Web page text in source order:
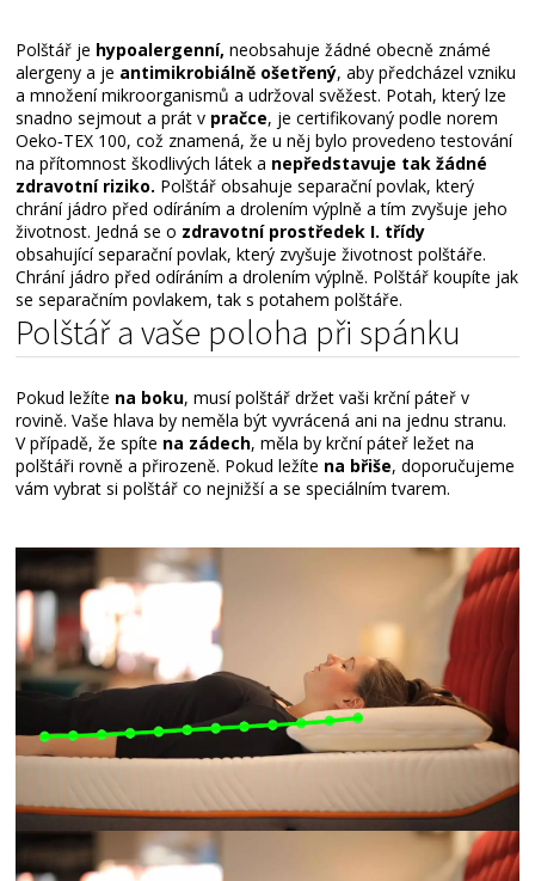
Polštář je hypoalergenní, neobsahuje žádné obecně známé
alergeny a je antimikrobiálně ošetřený, aby předcházel vzniku
a množení mikroorganismů a udržoval svěžest. Potah, který lze
snadno sejmout a prát v pračce, je certifikovaný podle norem
Oeko‑TEX 100, což znamená, že u něj bylo provedeno testování
na přítomnost škodlivých látek a nepředstavuje tak žádné
zdravotní riziko. Polštář obsahuje separační povlak, který
chrání jádro před odíráním a drolením výplně a tím zvyšuje jeho
životnost. Jedná se o zdravotní prostředek I. třídy
obsahující separační povlak, který zvyšuje životnost polštáře.
Chrání jádro před odíráním a drolením výplně. Polštář koupíte jak
se separačním povlakem, tak s potahem polštáře.
Polštář a vaše poloha při spánku
Pokud ležíte na boku, musí polštář držet vaši krční páteř v
rovině. Vaše hlava by neměla být vyvrácená ani na jednu stranu.
V případě, že spíte na zádech, měla by krční páteř ležet na
polštáři rovně a přirozeně. Pokud ležíte na břiše, doporučujeme
vám vybrat si polštář co nejnižší a se speciálním tvarem.